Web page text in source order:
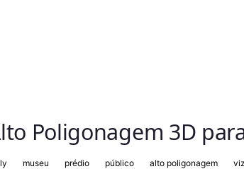
Poligonagem 3D
museu prédio público alto poligonagem